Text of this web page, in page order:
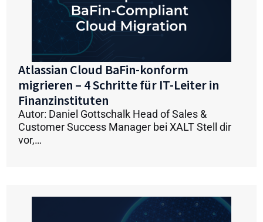
Atlassian Cloud BaFin-konform
migrieren – 4 Schritte für IT-Leiter in
Finanzinstituten
Autor: Daniel Gottschalk Head of Sales &
Customer Success Manager bei XALT Stell dir
vor,…